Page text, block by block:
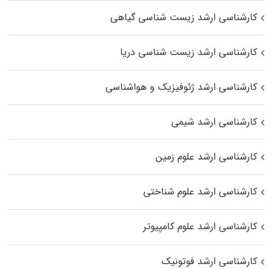
کارشناسی ارشد زیست‌ شناسی گیاهی
کارشناسی ارشد زیست‌ شناسی دریا
کارشناسی ارشد ژئوفیزیک و هواشناسی
کارشناسی ارشد شیمی
کارشناسی ارشد علوم زمین
کارشناسی ارشد علوم شناختی
کارشناسی ارشد علوم کامپیوتر
کارشناسی ارشد فوتونیک